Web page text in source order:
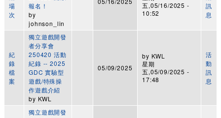
場
次
報名！
by
johnson_lin
五,05/16/2025 -
10:52
訊
息
紀
錄
檔
案
獨立遊戲開發
者分享會
250420 活動
紀錄 -- 2025
GDC 實驗型
遊戲/特殊操
作遊戲介紹
by KWL
05/09/2025
by KWL
星期
五,05/09/2025 -
17:48
活
動
訊
息
獨立遊戲開發